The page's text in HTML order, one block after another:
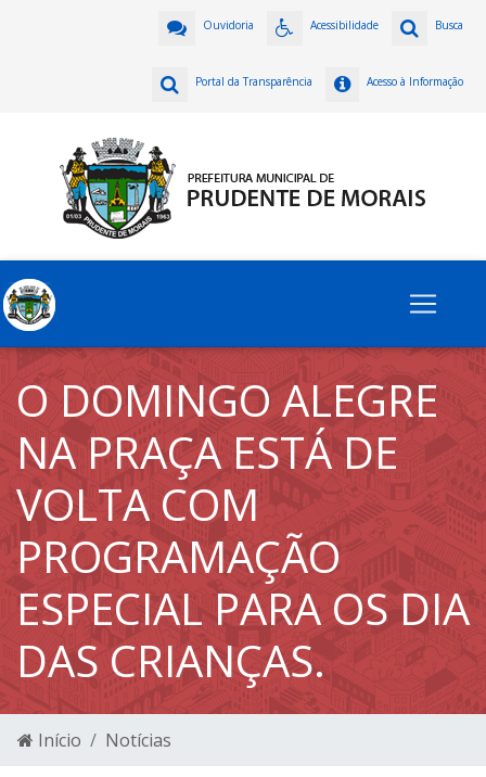
Busca
Acessibilidade
Ouvidoria
Acesso à Informação
Portal da Transparência
O DOMINGO ALEGRE
NA PRAÇA ESTÁ DE
VOLTA COM
PROGRAMAÇÃO
ESPECIAL PARA OS DIA
DAS CRIANÇAS.
Início Notícias